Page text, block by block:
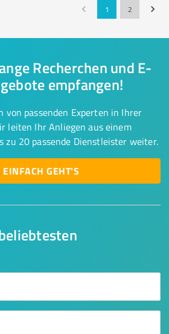
1 2
Recherchen und E-
empfangen!
von passenden Experten in Ihrer
leiten Ihr Anliegen aus einem
zu 20 passende Dienstleister weiter.
EINFACH GEHT'S